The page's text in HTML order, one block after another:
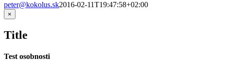
peter@kokolus.sk2016-02-11T19:47:58+02:00
Zatvoriť
rýchle
produktu
×
Title
Test osobnosti